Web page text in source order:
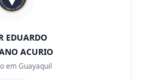
EDUARDO
ACURIO
emGuayaquil